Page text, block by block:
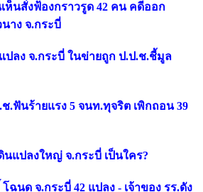
ห็นสั่งฟ้องกราวรูด 42 คน คดีออก
าง จ.กระบี่
ปลง จ.กระบี่ ในข่ายถูก ป.ป.ช.ชี้มูล
.ฟันร้ายแรง 5 จนท.ทุจริต เพิกถอน 39
แปลงใหญ่ จ.กระบี่ เป็นใคร?
ฉนด จ.กระบี่ 42 แปลง - เจ้าของ รร.ดัง